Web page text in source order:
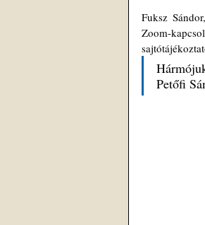
Fuksz
Zoom-
Petőfi